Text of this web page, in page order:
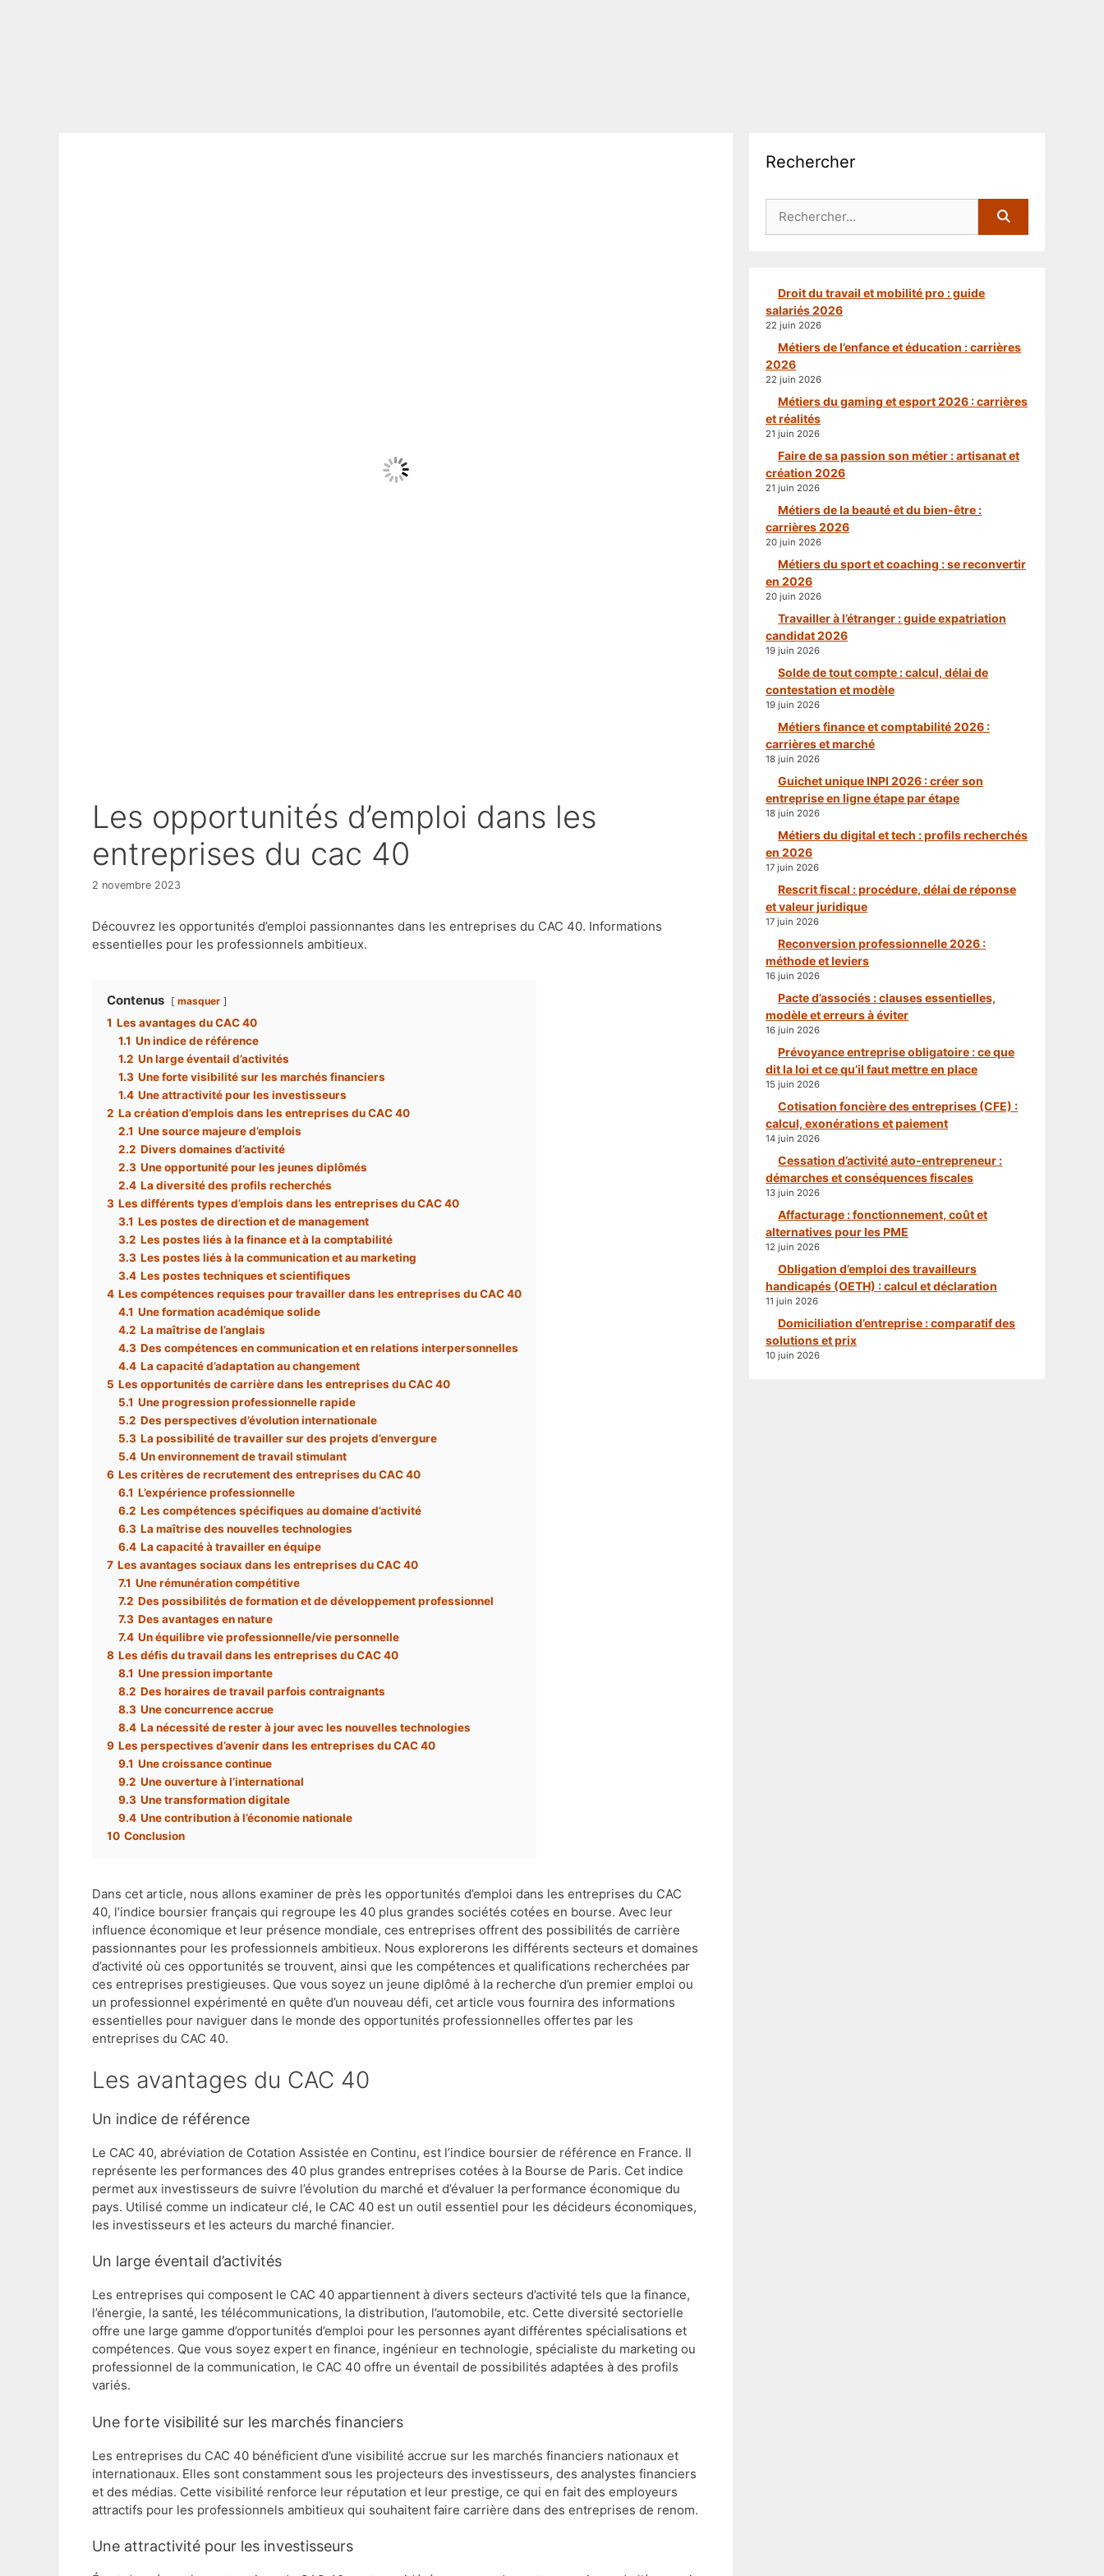
Les opportunités d’emploi dans les
entreprises du cac 40
2 novembre 2023
Découvrez les opportunités d’emploi passionnantes dans les entreprises du CAC 40. Informations
essentielles pour les professionnels ambitieux.
Contenus masquer
1 Les avantages du CAC 40
1.1 Un indice de référence
1.2 Un large éventail d’activités
1.3 Une forte visibilité sur les marchés financiers
1.4 Une attractivité pour les investisseurs
2 La création d’emplois dans les entreprises du CAC 40
2.1 Une source majeure d’emplois
2.2 Divers domaines d’activité
2.3 Une opportunité pour les jeunes diplômés
2.4 La diversité des profils recherchés
3 Les différents types d’emplois dans les entreprises du CAC 40
3.1 Les postes de direction et de management
3.2 Les postes liés à la finance et à la comptabilité
3.3 Les postes liés à la communication et au marketing
3.4 Les postes techniques et scientifiques
4 Les compétences requises pour travailler dans les entreprises du CAC 40
4.1 Une formation académique solide
4.2 La maîtrise de l’anglais
4.3 Des compétences en communication et en relations interpersonnelles
4.4 La capacité d’adaptation au changement
5 Les opportunités de carrière dans les entreprises du CAC 40
5.1 Une progression professionnelle rapide
5.2 Des perspectives d’évolution internationale
5.3 La possibilité de travailler sur des projets d’envergure
5.4 Un environnement de travail stimulant
6 Les critères de recrutement des entreprises du CAC 40
6.1 L’expérience professionnelle
6.2 Les compétences spécifiques au domaine d’activité
6.3 La maîtrise des nouvelles technologies
6.4 La capacité à travailler en équipe
7 Les avantages sociaux dans les entreprises du CAC 40
7.1 Une rémunération compétitive
7.2 Des possibilités de formation et de développement professionnel
7.3 Des avantages en nature
7.4 Un équilibre vie professionnelle/vie personnelle
8 Les défis du travail dans les entreprises du CAC 40
8.1 Une pression importante
8.2 Des horaires de travail parfois contraignants
8.3 Une concurrence accrue
8.4 La nécessité de rester à jour avec les nouvelles technologies
9 Les perspectives d’avenir dans les entreprises du CAC 40
9.1 Une croissance continue
9.2 Une ouverture à l’international
9.3 Une transformation digitale
9.4 Une contribution à l’économie nationale
10 Conclusion
Dans cet article, nous allons examiner de près les opportunités d’emploi dans les entreprises du CAC
40, l’indice boursier français qui regroupe les 40 plus grandes sociétés cotées en bourse. Avec leur
influence économique et leur présence mondiale, ces entreprises offrent des possibilités de carrière
passionnantes pour les professionnels ambitieux. Nous explorerons les différents secteurs et domaines
d’activité où ces opportunités se trouvent, ainsi que les compétences et qualifications recherchées par
ces entreprises prestigieuses. Que vous soyez un jeune diplômé à la recherche d’un premier emploi ou
un professionnel expérimenté en quête d’un nouveau défi, cet article vous fournira des informations
essentielles pour naviguer dans le monde des opportunités professionnelles offertes par les
entreprises du CAC 40.
Les avantages du CAC 40
Un indice de référence
Le CAC 40, abréviation de Cotation Assistée en Continu, est l’indice boursier de référence en France. Il
représente les performances des 40 plus grandes entreprises cotées à la Bourse de Paris. Cet indice
permet aux investisseurs de suivre l’évolution du marché et d’évaluer la performance économique du
pays. Utilisé comme un indicateur clé, le CAC 40 est un outil essentiel pour les décideurs économiques,
les investisseurs et les acteurs du marché financier.
Un large éventail d’activités
Les entreprises qui composent le CAC 40 appartiennent à divers secteurs d’activité tels que la finance,
l’énergie, la santé, les télécommunications, la distribution, l’automobile, etc. Cette diversité sectorielle
offre une large gamme d’opportunités d’emploi pour les personnes ayant différentes spécialisations et
compétences. Que vous soyez expert en finance, ingénieur en technologie, spécialiste du marketing ou
professionnel de la communication, le CAC 40 offre un éventail de possibilités adaptées à des profils
variés.
Une forte visibilité sur les marchés financiers
Les entreprises du CAC 40 bénéficient d’une visibilité accrue sur les marchés financiers nationaux et
internationaux. Elles sont constamment sous les projecteurs des investisseurs, des analystes financiers
et des médias. Cette visibilité renforce leur réputation et leur prestige, ce qui en fait des employeurs
attractifs pour les professionnels ambitieux qui souhaitent faire carrière dans des entreprises de renom.
Une attractivité pour les investisseurs
Rechercher
Droit du travail et mobilité pro : guide
salariés 2026
22 juin 2026
Métiers de l’enfance et éducation : carrières
2026
22 juin 2026
Métiers du gaming et esport 2026 : carrières
et réalités
21 juin 2026
Faire de sa passion son métier : artisanat et
création 2026
21 juin 2026
Métiers de la beauté et du bien-être :
carrières 2026
20 juin 2026
Métiers du sport et coaching : se reconvertir
en 2026
20 juin 2026
Travailler à l’étranger : guide expatriation
candidat 2026
19 juin 2026
Solde de tout compte : calcul, délai de
contestation et modèle
19 juin 2026
Métiers finance et comptabilité 2026 :
carrières et marché
18 juin 2026
Guichet unique INPI 2026 : créer son
entreprise en ligne étape par étape
18 juin 2026
Métiers du digital et tech : profils recherchés
en 2026
17 juin 2026
Rescrit fiscal : procédure, délai de réponse
et valeur juridique
17 juin 2026
Reconversion professionnelle 2026 :
méthode et leviers
16 juin 2026
Pacte d’associés : clauses essentielles,
modèle et erreurs à éviter
16 juin 2026
Prévoyance entreprise obligatoire : ce que
dit la loi et ce qu’il faut mettre en place
15 juin 2026
Cotisation foncière des entreprises (CFE) :
calcul, exonérations et paiement
14 juin 2026
Cessation d’activité auto-entrepreneur :
démarches et conséquences fiscales
13 juin 2026
Affacturage : fonctionnement, coût et
alternatives pour les PME
12 juin 2026
Obligation d’emploi des travailleurs
handicapés (OETH) : calcul et déclaration
11 juin 2026
Domiciliation d’entreprise : comparatif des
solutions et prix
10 juin 2026